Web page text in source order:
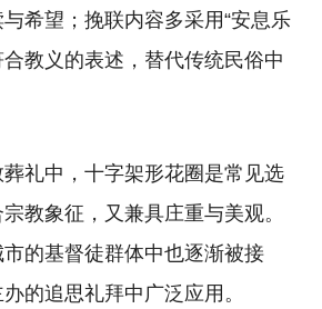
希望；挽联内容多采用“安息乐
合教义的表述，替代传统民俗中
礼中，十字架形花圈是常见选
教象征，又兼具庄重与美观。
的基督徒群体中也逐渐被接
的追思礼拜中广泛应用。